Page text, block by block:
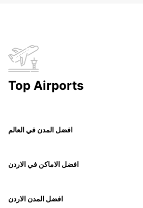
Top Airports
افضل المدن في العالم
افضل الاماكن في الاردن
افضل المدن الاردن